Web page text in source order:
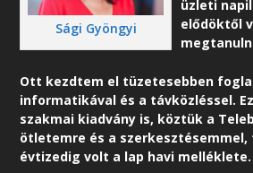
Sági Gyöngyi
üzleti
elődöktől
Ott kezdtem el tüzetesebben
informatikával és a távközléssel.
szakmai kiadvány is, köztük a
ötletemre és a
évtizedig volt a lap havi melléklete.